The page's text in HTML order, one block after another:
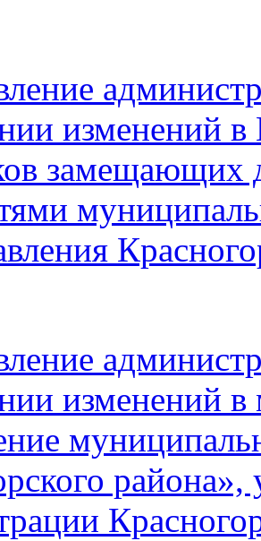
изменений
замещающих
изменений